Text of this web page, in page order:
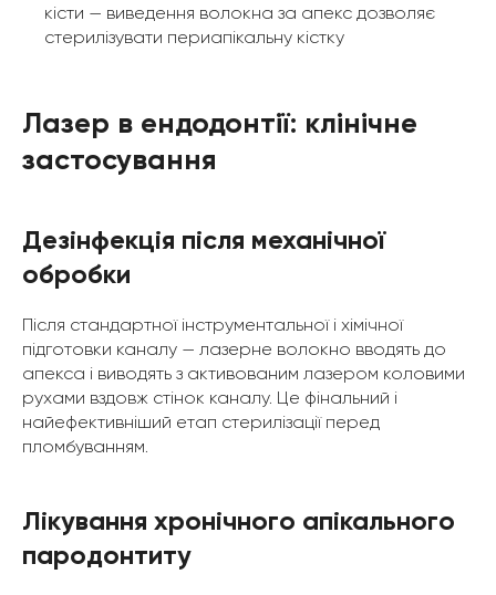
кісти — виведення волокна за апекс дозволяє
стерилізувати периапікальну кістку
Лазер в ендодонтії: клінічне
застосування
Дезінфекція після механічної
обробки
Після стандартної інструментальної і хімічної
підготовки каналу — лазерне волокно вводять до
апекса і виводять з активованим лазером коловими
рухами вздовж стінок каналу. Це фінальний і
найефективніший етап стерилізації перед
пломбуванням.
Лікування хронічного апікального
пародонтиту